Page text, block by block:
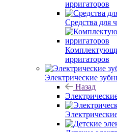
ирригаторов
Средства для
ирригаторов
Электрические
Назад